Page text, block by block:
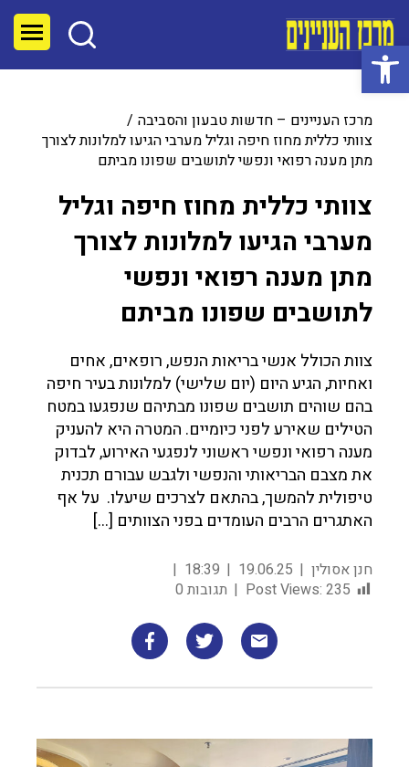
פתח סרגל נגישות
מרכז העניינים – חדשות טבעון והסביבה
צוותי כללית מחוז חיפה וגליל מערבי הגיעו למלונות לצורך
מתן מענה רפואי ונפשי לתושבים שפונו מביתם
צוותי כללית מחוז חיפה וגליל
מערבי הגיעו למלונות לצורך
מתן מענה רפואי ונפשי
לתושבים שפונו מביתם
צוות הכולל אנשי בריאות הנפש, רופאים, אחים
ואחיות, הגיע היום (יום שלישי) למלונות בעיר חיפה
בהם שוהים תושבים שפונו מבתיהם שנפגעו במטח
הטילים שאירע לפני כיומיים. המטרה היא להעניק
מענה רפואי ונפשי ראשוני לנפגעי האירוע, לבדוק
את מצבם הבריאותי והנפשי ולגבש עבורם תכנית
טיפולית להמשך, בהתאם לצרכים שיעלו. על אף
האתגרים הרבים העומדים בפני הצוותים […]
חנן אסולין 19.06.25
18:39
Post Views: 235 תגובות 0